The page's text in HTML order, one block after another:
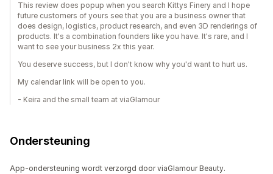
This review does popup when you search Kittys Finery and I hope
future customers of yours see that you are a business owner that
does design, logistics, product research, and even 3D renderings of
products. It's a combination founders like you have. It's rare, and I
want to see your business 2x this year.
You deserve success, but I don't know why you'd want to hurt us.
My calendar link will be open to you.
- Keira and the small team at viaGlamour
Ondersteuning
App-ondersteuning wordt verzorgd door viaGlamour Beauty.